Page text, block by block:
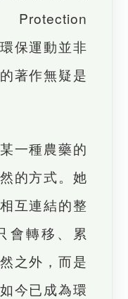
保運動並非
著作無疑是
一種農藥的
的方式。她
互連結的整
會轉移、累
之外，而是
今已成為環